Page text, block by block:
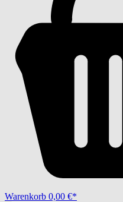
Warenkorb 0,00 €*